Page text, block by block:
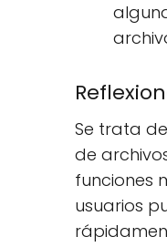
Se trata
de
funciones
usuarios